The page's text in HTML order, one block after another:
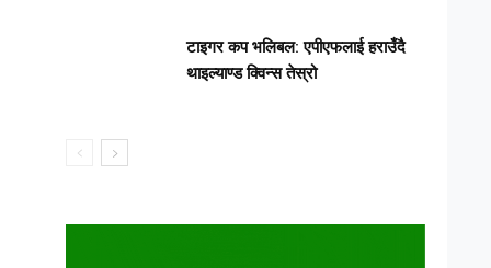
टाइगर कप भलिबल: एपीएफलाई हराउँदै
थाइल्याण्ड क्विन्स तेस्रो